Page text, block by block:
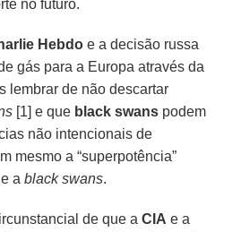
no futuro.
Hebdo e a decisão russa
gás para a Europa através da
lembrar de não descartar
[1] e que black swans podem
não intencionais de
mesmo a “superpotência”
ablack swans.
de que aCIA e a